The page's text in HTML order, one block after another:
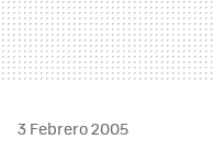
3 Febrero 2005